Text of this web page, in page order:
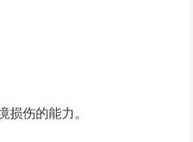
伤的能力。